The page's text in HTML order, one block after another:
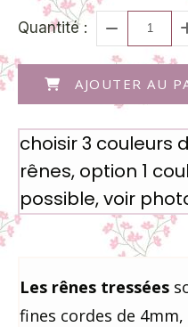
Quantité :
AJOUTER AU
choisir 3 couleurs
rênes, option 1
possible, voir
Les rênes tressées
fines cordes de